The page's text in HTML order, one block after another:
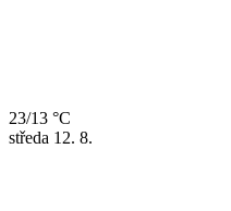
23/13 °C
středa 12. 8.